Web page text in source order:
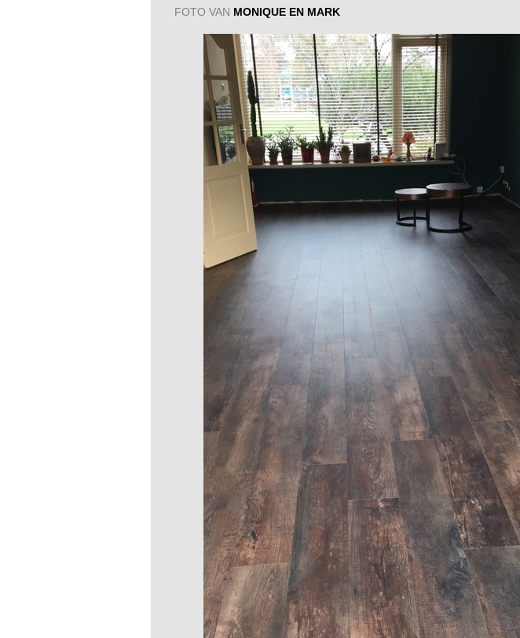
FOTO VAN MONIQUE EN MARK